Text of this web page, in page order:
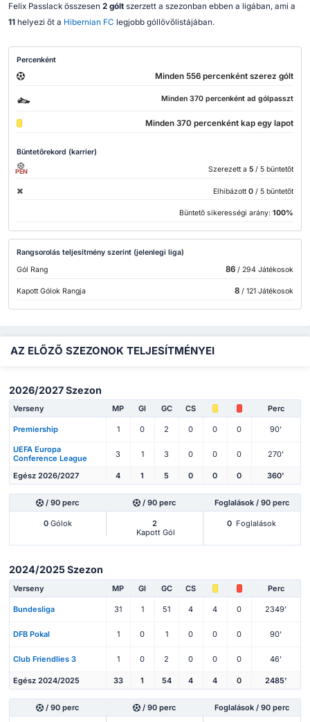
Felix Passlack összesen 2 góltszerzett a szezonban ebben a ligában, ami a
11helyezi őt a Hibernian FC legjobb góllövőlistájában.
Percenként
Minden 556 percenként szerez gólt
Minden 370 percenként ad gólpasszt
Minden 370 percenként kap egy lapot
Büntetőrekord (karrier)
PEN Szerezett a 5 / 5 büntetőt
Elhibázott 0 / 5 büntetőt
Büntető sikerességi arány: 100%
Rangsorolás teljesítmény szerint (jelenlegi liga)
Gól Rang
86/ 294 Játékosok
Kapott Gólok Rangja 8/ 121 Játékosok
AZ ELŐZŐ SZEZONOK TELJESÍTMÉNYEI
2026/2027 Szezon
Verseny MP Gl GC CS Perc
Premiership 1 0 2 0 0 0 90'
UEFA Europa
Conference League
3 1 3 0 0 0 270'
Egész 2026/2027 4 1 5 0 0 0 360'
/ 90 perc / 90 perc Foglalások / 90 perc
0Gólok
2
Kapott Gól
0 Foglalások
2024/2025 Szezon
Verseny MP Gl GC CS Perc
Bundesliga 31 1 51 4 4 0 2349'
DFB Pokal 1 0 1 0 0 0 90'
Club Friendlies 3 1 0 2 0 0 0 46'
Egész 2024/2025 33 1 54 4 4 0 2485'
/ 90 perc / 90 perc Foglalások / 90 perc